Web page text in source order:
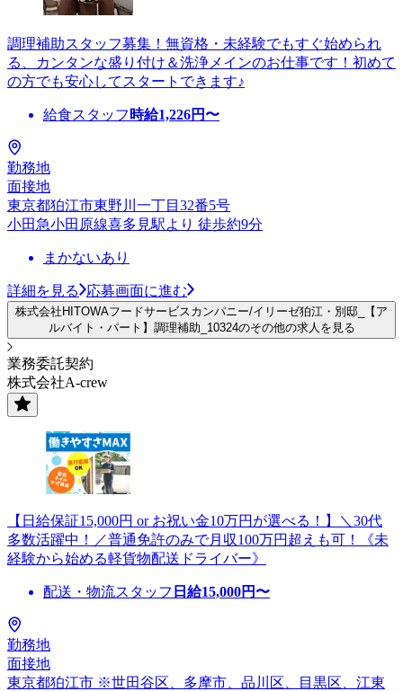
調理補助スタッフ募集！無資格・未経験でもすぐ始められ
る、カンタンな盛り付け＆洗浄メインのお仕事です！初めて
の方でも安心してスタートできます♪
給食スタッフ 時給1,226円〜
勤務地
面接地
東京都狛江市東野川一丁目32番5号
小田急小田原線喜多見駅より 徒歩約9分
まかないあり
詳細を見る 応募画面に進む
株式会社HITOWAフードサービスカンパニー/イリーゼ狛江・別邸_【ア
ルバイト・パート】調理補助_10324のその他の求人を見る
業務委託契約
株式会社A-crew
【日給保証15,000円 or お祝い金10万円が選べる！】＼30代
多数活躍中！／普通免許のみで月収100万円超えも可！《未
経験から始める軽貨物配送ドライバー》
配送・物流スタッフ 日給15,000円〜
勤務地
面接地
東京都狛江市 ※世田谷区、多摩市、品川区、目黒区、江東